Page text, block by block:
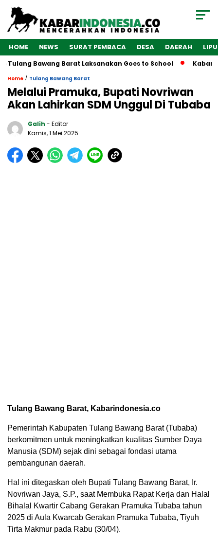
HOME NEWS SURAT PEMBACA DESA DAERAH
Bawang Barat Laksanakan Goes to School
Home / Tulang Bawang Barat
Melalui Pramuka, Bupati Novriwan
Akan Lahirkan SDM Unggul Di Tubaba
Galih - Editor
Kamis, 1 Mei 2025
Tulang Bawang Barat, Kabarindonesia.co
Pemerintah Kabupaten Tulang Bawang Barat (Tubaba)
berkomitmen untuk meningkatkan kualitas Sumber Daya
Manusia (SDM) sejak dini sebagai fondasi utama
pembangunan daerah.
Hal ini ditegaskan oleh Bupati Tulang Bawang Barat, Ir.
Novriwan Jaya, S.P., saat Membuka Rapat Kerja dan Halal
Bihalal Kwartir Cabang Gerakan Pramuka Tubaba tahun
2025 di Aula Kwarcab Gerakan Pramuka Tubaba, Tiyuh
Tirta Makmur pada Rabu (30/04).